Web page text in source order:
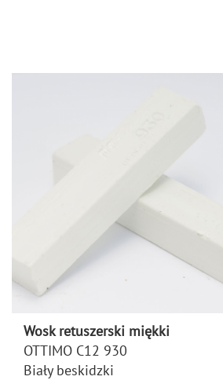
Wosk retuszerski miękki
OTTIMO C12 930
Biały beskidzki